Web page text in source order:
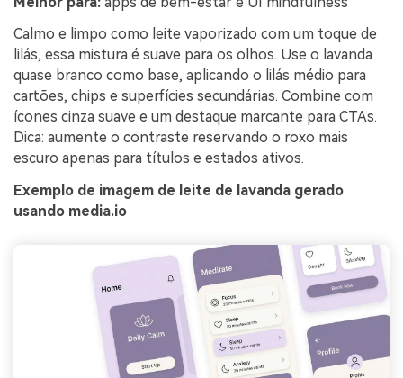
Calmo e limpo como leite vaporizado com um toque de
lilás, essa mistura é suave para os olhos. Use o lavanda
quase branco como base, aplicando o lilás médio para
cartões, chips e superfícies secundárias. Combine com
ícones cinza suave e um destaque marcante para CTAs.
Dica: aumente o contraste reservando o roxo mais
escuro apenas para títulos e estados ativos.
Exemplo de imagem de leite de lavanda gerado
usando media.io